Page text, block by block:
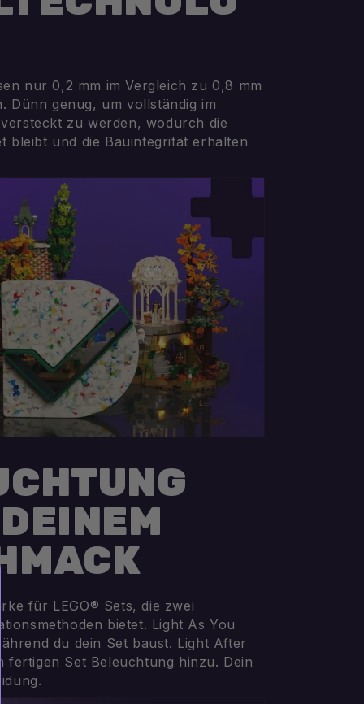
nur 0,2 mm im Vergleich zu 0,8 mm
Dünn genug, um vollständig im
zu werden, wodurch die
bleibt und die Bauintegrität erhalten
für LEGO® Sets, die zwei
bietet. Light As You
du dein Set baust. Light After
fertigen Set Beleuchtung hinzu. Dein